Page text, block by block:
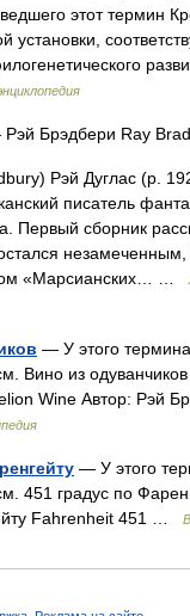
этот термин
установки,
Брэдбери Ray
Рэй Дуглас (р.
писатель
Первый сборник
«Марсианских… …
— У этого
Вино из
Wine Автор: Рэй
— У этого
451 градус по
Fahrenheit 451 …